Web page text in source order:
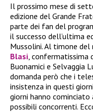
Il prossimo mese di
edizione del Grande
parte dei fan del
il successo dell’ultima
Mussolini. Al timone del
Blasi , confermatissima
Buonamici e Selvaggia
domanda però che i
insistenza in questi
giorni hanno cominciato
possibili concorrenti.